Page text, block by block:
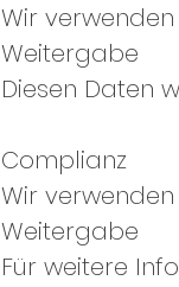
Wir
Weitergabe
Diesen Daten
Complianz
Wir
Weitergabe
Für weitere